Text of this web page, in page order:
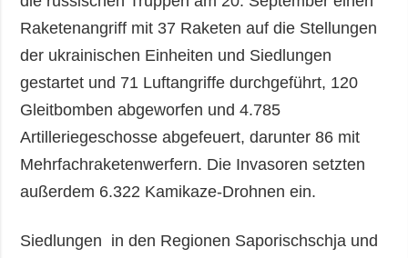
Raketenangriff mit 37 Raketen auf die Stellungen
der ukrainischen Einheiten und Siedlungen
gestartet und 71 Luftangriffe durchgeführt, 120
Gleitbomben abgeworfen und 4.785
Artilleriegeschosse abgefeuert, darunter 86 mit
Mehrfachraketenwerfern. Die Invasoren setzten
außerdem 6.322 Kamikaze-Drohnen ein.
Siedlungen in den Regionen Saporischschja und